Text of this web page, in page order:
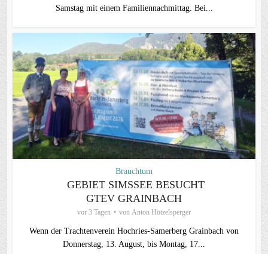
Samstag mit einem Familiennachmittag. Bei...
Brauchtum
GEBIET SIMSSEE BESUCHT
GTEV GRAINBACH
vor 3 Tagen von Anton Hötzelsperger
Wenn der Trachtenverein Hochries-Samerberg Grainbach von
Donnerstag, 13. August, bis Montag, 17...